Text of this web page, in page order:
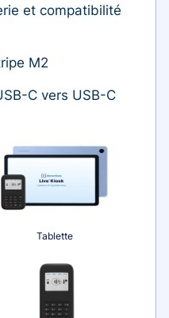
et compatibilité
M2
C vers USB-C
Tablette